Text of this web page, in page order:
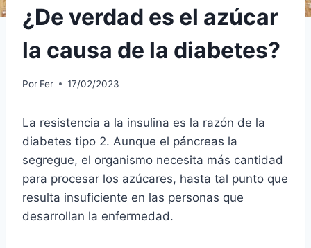
¿De verdad es el azúcar
la causa de la diabetes?
Por Fer 17/02/2023
La resistencia a la insulina es la razón de la
diabetes tipo 2. Aunque el páncreas la
segregue, el organismo necesita más cantidad
para procesar los azúcares, hasta tal punto que
resulta insuficiente en las personas que
desarrollan la enfermedad.